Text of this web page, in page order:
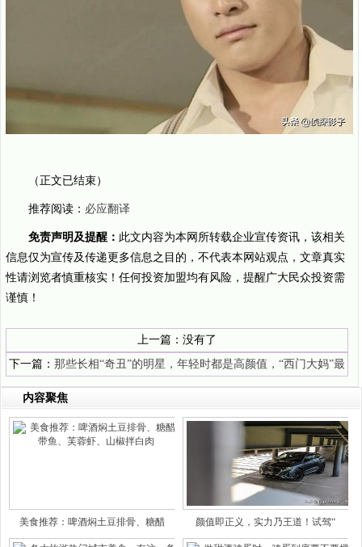
（正文已结束）
推荐阅读： 必应翻译
免责声明及提醒： 此文内容为本网所转载企业宣传资讯，该相关
信息仅为宣传及传递更多信息之目的，不代表本网站观点，文章真实
性请浏览者慎重核实！任何投资加盟均有风险，提醒广大民众投资需
谨慎！
上一篇：没有了
下一篇： 那些长相“奇丑”的明星，年轻时都是高颜值，“西门大妈”最
惊艳
内容聚焦
美食推荐：啤酒焖土豆排骨、糖醋 颜值即正义，实力乃王道！试驾“